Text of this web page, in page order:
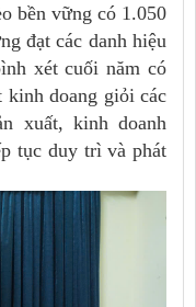
bền vững có 1.050
đạt các danh hiệu
xét cuối năm có
kinh doang giỏi các
xuất, kinh doanh
tục duy trì và phát